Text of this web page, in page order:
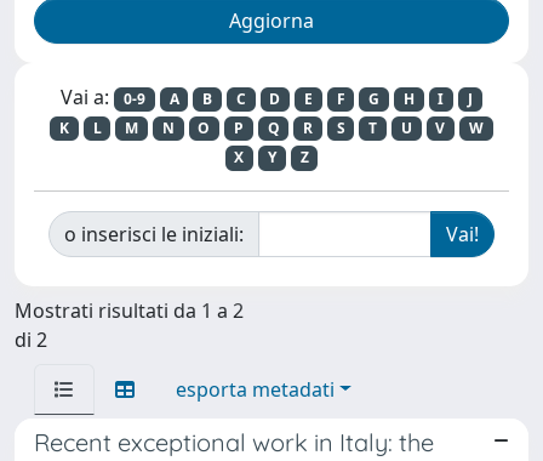
Vai a: 0-9 A B C D E F G H I
J
K
L M N O P Q R S T U V
W
X
Y Z
o inserisci le iniziali:
Mostrati risultati da 1 a 2
di 2
esporta metadati
Recent exceptional work in Italy: the